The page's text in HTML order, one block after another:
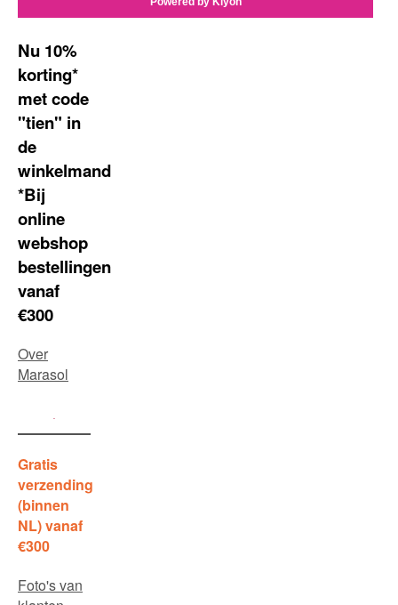
Nu 10%
korting*
met code
"tien" in
de
winkelmand
*Bij
online
webshop
bestellingen
vanaf
€300
Over
Marasol
Gratis
verzending
(binnen
NL) vanaf
€300
Foto's van